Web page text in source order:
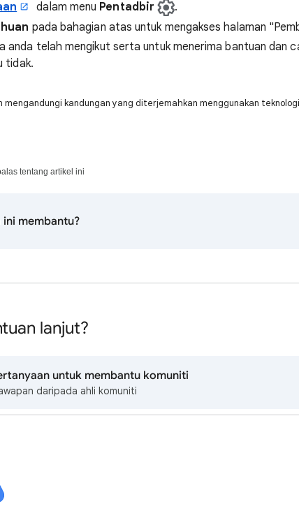
dalam menu Pentadbir
.
pada bahagian atas untuk mengakses halaman
anda telah mengikut serta untuk menerima bantuan dan
tidak.
mengandungi kandungan yang diterjemahkan menggunakan
tentang artikel ini
membantu?
lanjut?
untuk membantu komuniti
daripada ahli komuniti